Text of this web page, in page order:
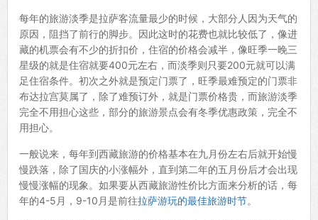
每年的旅游淡季是拉萨客流量最少的时候，大部分人因为天气的
原因，阻挡了前行的脚步。因此这时的花费也就比较低了，像进
藏的机票会有不少的折扣价，住宿的价格会减半，像旺季一晚三
星级的就是住宿就要400元左右，而淡季则只要200元就可以满
足住宿条件。初次之外就是预定门票了，旺季最难预定的门票非
布达拉宫莫属了，除了难预订外，就是门票价格贵，而旅游淡季
完全不用担心这些，部分的旅游景点会有冬季优惠政策，完全不
用担心。
一般说来，每年到西藏旅游的价格基本在九月份左右后就开始慢
慢跌落，除了国庆的小涨幅外，直到第二年的五月份后才会出现
慢慢涨幅的现象。如果要从西藏旅游性价比方面来分析的话，每
年的4-5月，9-10月是前往拉萨游玩的最佳旅游时节。